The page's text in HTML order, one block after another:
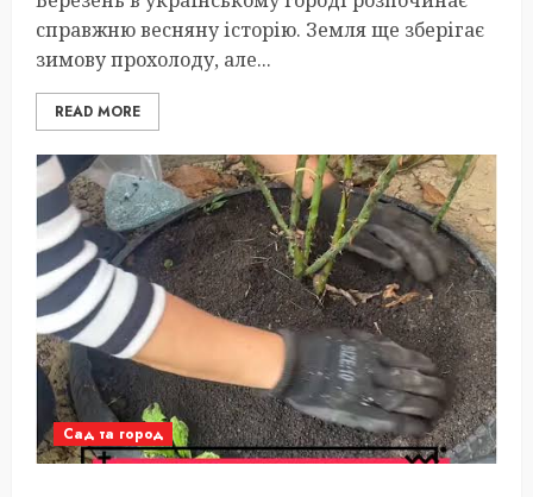
справжню весняну історію. Земля ще зберігає
зимову прохолоду, але...
READ MORE
Сад та город